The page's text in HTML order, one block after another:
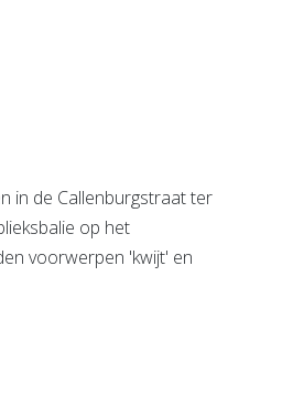
in de Callenburgstraat ter
op het
voorwerpen 'kwijt' en